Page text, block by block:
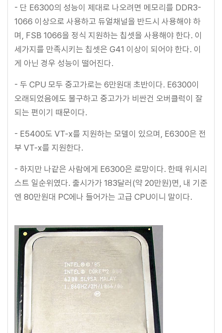
- 단 E6300의 성능이 제대로 나오려면 메모리를 DDR3-
1066 이상으로 사용하고 듀얼채널을 반드시 사용해야 하
며, FSB 1066을 정식 지원하는 칩셋을 사용해야 한다. 이
세가지를 만족시키는 칩셋은 G41 이상이 되어야 한다. 이
게 아닌 경우 성능이 떨어진다.
- 두 CPU 모두 중고가로는 6만원대 초반이다. E6300이
오래되었음에도 불구하고 중고가가 비싼건 오버클럭이 잘
되는 편이기 때문이다.
- E5400도 VT-x를 지원하는 모델이 있으며, E6300은 전
부 VT-x를 지원한다.
- 하지만 나같은 사람에게 E6300은 로망이다. 한때 위시리
스트 일순위였다. 출시가가 183달러(약 20만원)면, 내 기준
엔 80만원대 PC에나 들어가는 고급 CPU이니 말이다.